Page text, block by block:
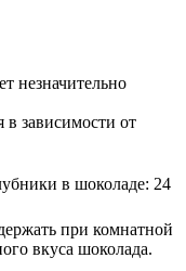
незначительно
в зависимости от
в шоколаде: 24
при комнатной
вкуса шоколада.